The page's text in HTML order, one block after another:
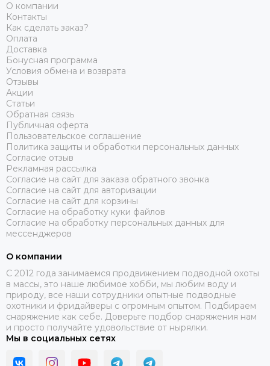
О компании
Контакты
Как сделать заказ?
Оплата
Доставка
Бонусная программа
Условия обмена и возврата
Отзывы
Акции
Статьи
Обратная связь
Публичная оферта
Пользовательское соглашение
Политика защиты и обработки персональных данных
Согласие отзыв
Рекламная рассылка
Согласие на сайт для заказа обратного звонка
Согласие на сайт для авторизации
Согласие на сайт для корзины
Согласие на обработку куки файлов
Согласие на обработку персональных данных для
мессенджеров
О компании
C 2012 года занимаемся продвижением подводной охоты
в массы, это наше любимое хобби, мы любим воду и
природу, все наши сотрудники опытные подводные
охотники и фридайверы с огромным опытом. Подбираем
снаряжение как себе. Доверьте подбор снаряжения нам
и просто получайте удовольствие от нырялки.
Мы в социальных сетях